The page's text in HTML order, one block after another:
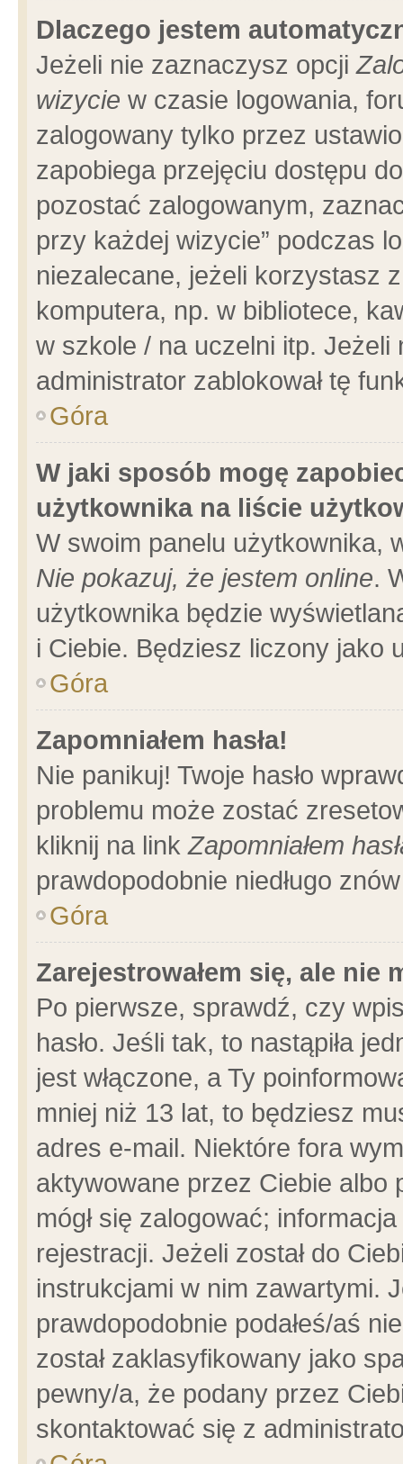
Dlaczego jestem
Jeżeli nie zaznaczysz opcji
wizycie w czasie logowania,
zalogowany tylko przez
zapobiega przejęciu dostępu
pozostać zalogowanym,
przy każdej wizycie” podczas
niezalecane, jeżeli korzystasz
komputera, np. w bibliotece,
w szkole / na uczelni itp.
administrator zablokował tę
Góra
W jaki sposób mogę
użytkownika na liście
W swoim panelu użytkownika,
Nie pokazuj, że jestem online.
użytkownika będzie
i Ciebie. Będziesz liczony jako
Góra
Zapomniałem hasła!
Nie panikuj! Twoje hasło
problemu może zostać
kliknij na linkZapomniałem
prawdopodobnie niedługo
Góra
Zarejestrowałem się, ale nie
Po pierwsze, sprawdź, czy
hasło. Jeśli tak, to nastąpiła
jest włączone, a Ty
mniej niż 13 lat, to będziesz
adres e-mail. Niektóre fora
aktywowane przez Ciebie albo
mógł się zalogować;
rejestracji. Jeżeli został do
instrukcjami w nim zawartymi.
prawdopodobnie podałeś/aś
został zaklasyfikowany jako
pewny/a, że podany przez
skontaktować się z